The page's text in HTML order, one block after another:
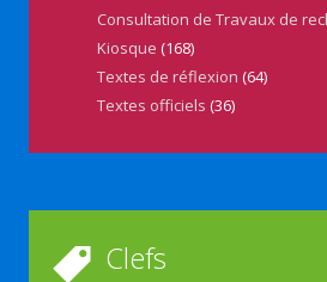
Consultation de Travaux de
Kiosque (168)
Textes de réflexion (64)
Textes officiels (36)
Clefs